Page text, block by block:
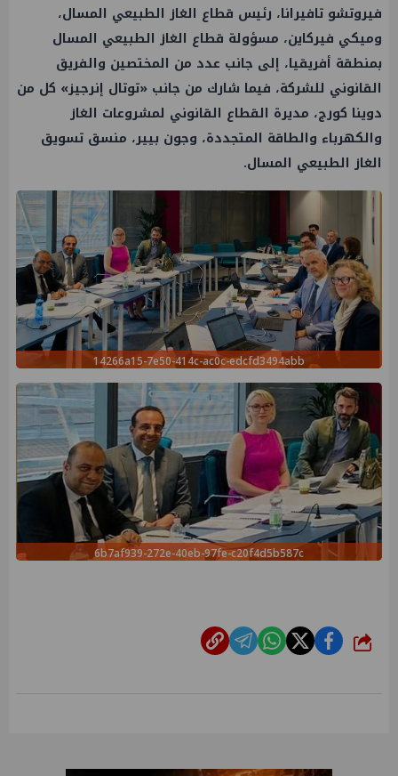
فيروتشو تافيرانا، رئيس قطاع الغاز الطبيعي المسال،
وميكي فيركاين، مسؤولة قطاع الغاز الطبيعي المسال
بمنطقة أفريقيا، إلى جانب عدد من المختصين والفريق
القانوني للشركة، فيما شارك من جانب «توتال إنرجيز» كل من
دوينا كورج، مديرة القطاع القانوني لمشروعات الغاز
والكهرباء والطاقة المتجددة، وجون بيير، منسق تسويق
الغاز الطبيعي المسال.
14266a15-7e50-414c-ac0c-edcfd3494abb
6b7af939-272e-40eb-97fe-c20f4d5b587c
شارك